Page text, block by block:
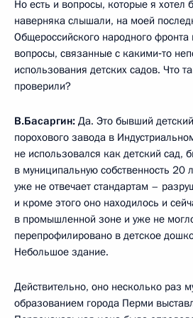
Но есть и вопросы, которые я
наверняка слышали, на моей
Общероссийского народного
вопросы, связанные с какими‑то
использования детских садов. Что
проверили?
В.Басаргин: Да. Это бывший
порохового завода в
не использовался как детский сад,
в муниципальную собственность 20
уже не отвечает стандартам –
и кроме этого оно находилось и
в промышленной зоне и уже не
перепрофилировано в детское
Небольшое здание.
Действительно, оно несколько раз
образованием города Перми